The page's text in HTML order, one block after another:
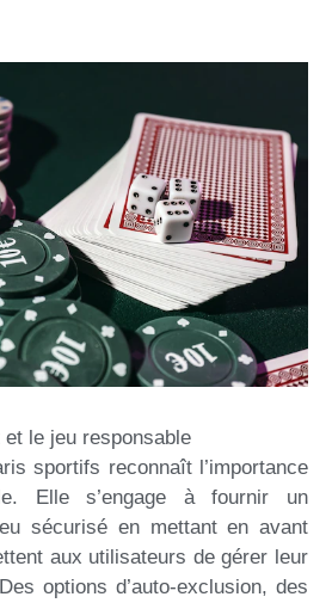
le jeu responsable
sportifs reconnaît l’importance
Elle s’engage à fournir un
sécurisé en mettant en avant
aux utilisateurs de gérer leur
options d’auto-exclusion, des